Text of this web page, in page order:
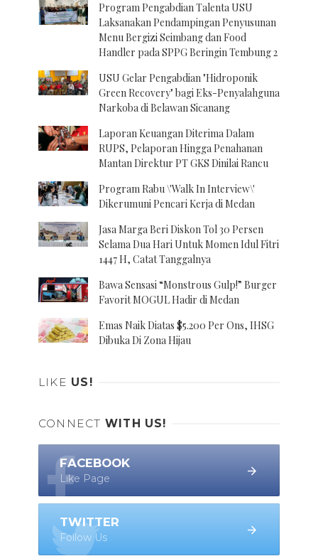
Program Pengabdian Talenta USU
Laksanakan Pendampingan Penyusunan
Menu Bergizi Seimbang dan Food
Handler pada SPPG Beringin Tembung 2
USU Gelar Pengabdian "Hidroponik
Green Recovery" bagi Eks-Penyalahguna
Narkoba di Belawan Sicanang
Laporan Keuangan Diterima Dalam
RUPS, Pelaporan Hingga Penahanan
Mantan Direktur PT GKS Dinilai Rancu
Program Rabu \'Walk In Interview\'
Dikerumuni Pencari Kerja di Medan
Jasa Marga Beri Diskon Tol 30 Persen
Selama Dua Hari Untuk Momen Idul Fitri
1447 H, Catat Tanggalnya
Bawa Sensasi “Monstrous Gulp!” Burger
Favorit MOGUL Hadir di Medan
Emas Naik Diatas $5.200 Per Ons, IHSG
Dibuka Di Zona Hijau
LIKE US!
CONNECT WITH US!
FACEBOOK
Like Page
TWITTER
Follow Us